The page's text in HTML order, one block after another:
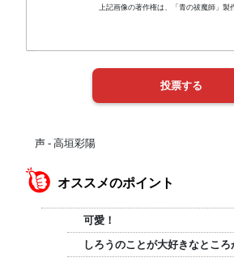
上記画像の著作権は、「青の祓魔師」製
声 - 高垣彩陽
オススメのポイント
可愛！
しろうのことが大好きなとこ